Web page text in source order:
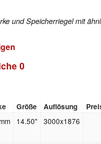
und Speicherriegel mit
0
Größe Auflösung
14.50" 3000x1876